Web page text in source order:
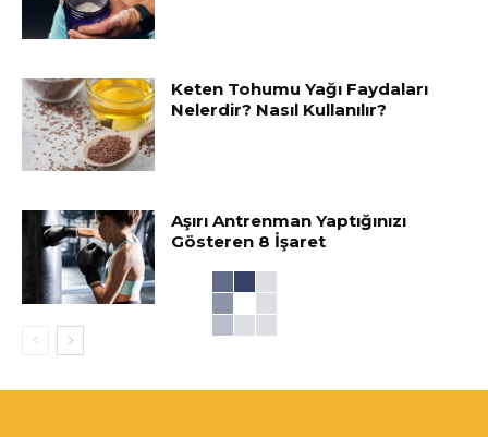
Keten Tohumu Yağı Faydaları
Nelerdir? Nasıl Kullanılır?
Aşırı Antrenman Yaptığınızı
Gösteren 8 İşaret